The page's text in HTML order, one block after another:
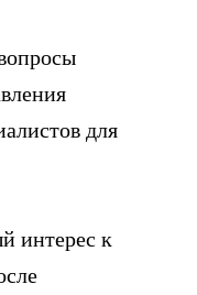
для
интерес к